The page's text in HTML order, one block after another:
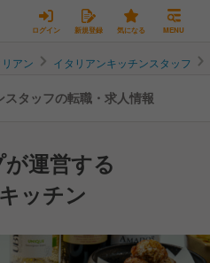
ログイン 新規登録 気になる MENU
アン イタリアンキッチンスタッフ
タッフの転職・求人情報
運営する
ッチン